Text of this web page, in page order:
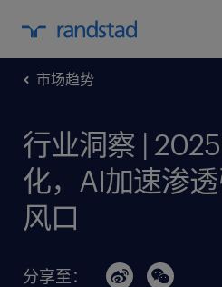
市场趋势
行业洞察 |
化，AI加速渗
风口
分享至：